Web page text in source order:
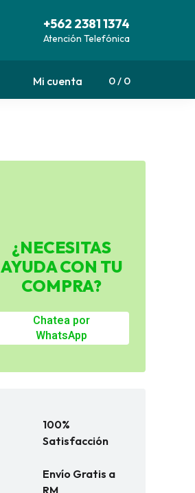
+562 2381 1374
Atención Telefónica
0 0
Mi cuenta
¿NECESITAS
AYUDA CON TU
COMPRA?
Chatea por
WhatsApp
100%
Satisfacción
Envío Gratis a
RM